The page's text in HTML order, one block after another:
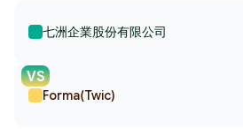
七洲企業股份有限公司
VS
Forma(Twic)